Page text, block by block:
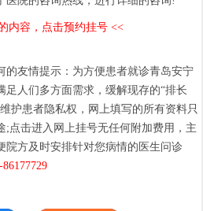
内容，点击预约挂号 <<
友情提示：为方便患者就诊青岛安宁
足人们多方面需求，缓解现存的“排长
护患者隐私权，网上填写的所有资料只
;点击进入网上挂号无任何附加费用，主
院方及时安排针对您病情的医生问诊
86177729